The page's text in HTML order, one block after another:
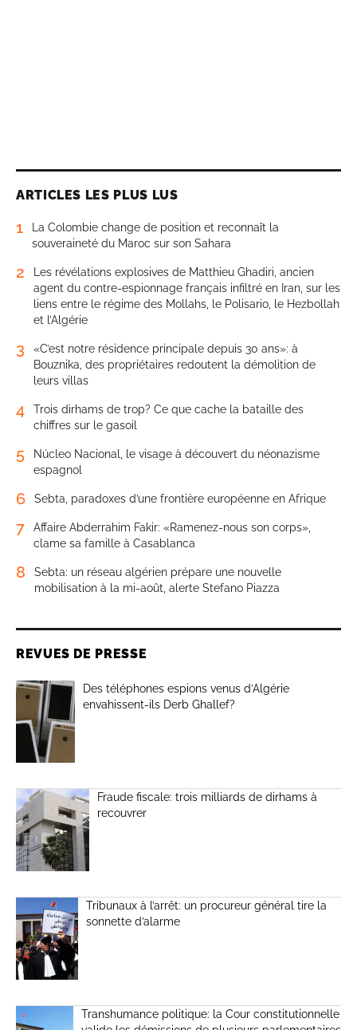
ARTICLES LES PLUS LUS
1
La Colombie change de position et reconnaît la
souveraineté du Maroc sur son Sahara
2
Les révélations explosives de Matthieu Ghadiri, ancien
agent du contre-espionnage français infiltré en Iran, sur les
liens entre le régime des Mollahs, le Polisario, le Hezbollah
et l’Algérie
3
«C’est notre résidence principale depuis 30 ans»: à
Bouznika, des propriétaires redoutent la démolition de
leurs villas
4
Trois dirhams de trop? Ce que cache la bataille des
chiffres sur le gasoil
5
Núcleo Nacional, le visage à découvert du néonazisme
espagnol
6 Sebta, paradoxes d’une frontière européenne en Afrique
7
Affaire Abderrahim Fakir: «Ramenez-nous son corps»,
clame sa famille à Casablanca
8
Sebta: un réseau algérien prépare une nouvelle
mobilisation à la mi-août, alerte Stefano Piazza
REVUES DE PRESSE
Des téléphones espions venus d’Algérie
envahissent-ils Derb Ghallef?
Fraude fiscale: trois milliards de dirhams à
recouvrer
Tribunaux à l’arrêt: un procureur général tire la
sonnette d’alarme
Transhumance politique: la Cour constitutionnelle